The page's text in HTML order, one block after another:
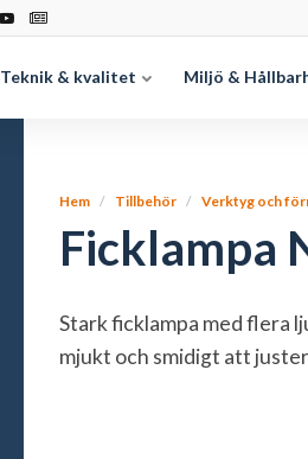
Teknik & kvalitet Miljö &
Hem Tillbehör Verktyg och
Ficklampa
Stark ficklampa med flera
mjukt och smidigt att